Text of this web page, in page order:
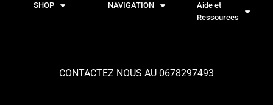
SHOP NAVIGATION
Aide et
Ressources
CONTACTEZ NOUS AU 0678297493